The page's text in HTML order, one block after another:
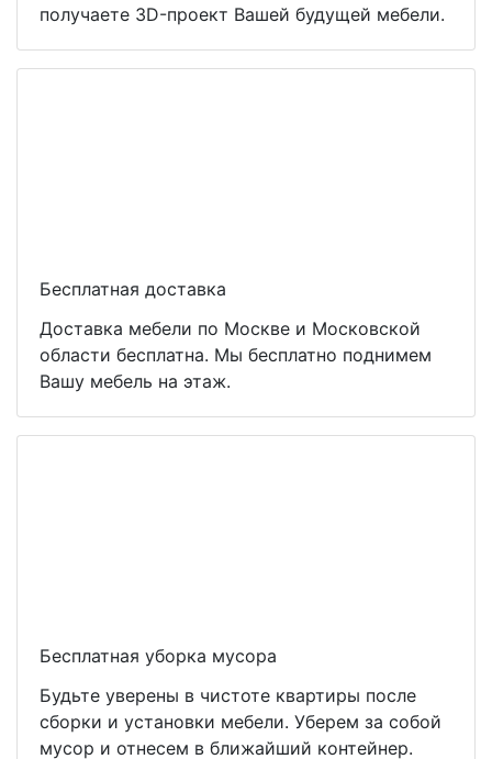
получаете 3D-проект Вашей будущей мебели.
Бесплатная доставка
Доставка мебели по Москве и Московской
области бесплатна. Мы бесплатно поднимем
Вашу мебель на этаж.
Бесплатная уборка мусора
Будьте уверены в чистоте квартиры после
сборки и установки мебели. Уберем за собой
мусор и отнесем в ближайший контейнер.